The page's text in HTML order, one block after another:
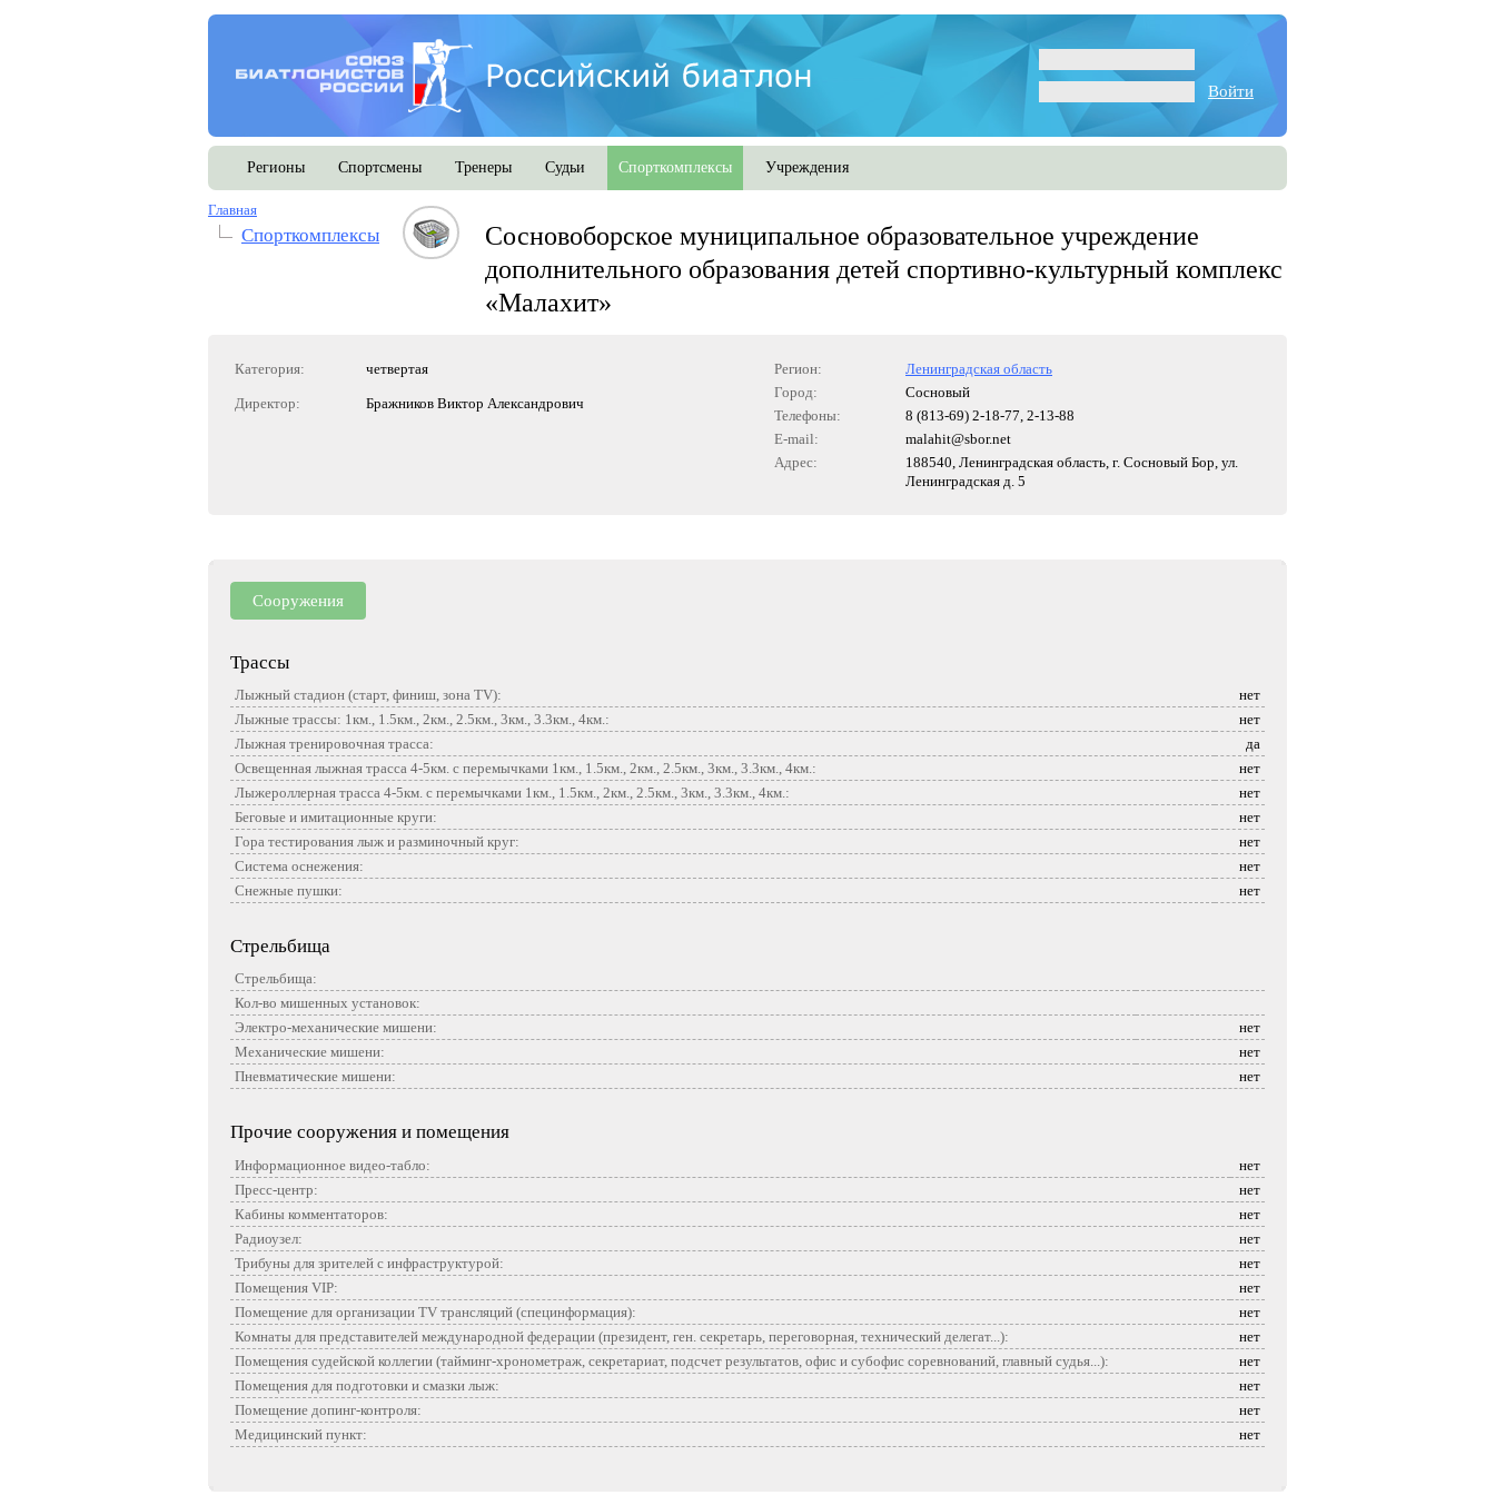
Войти
Регионы Спортсмены Тренеры Судьи Спорткомплексы Учреждения
Главная
Спорткомплексы
Сосновоборское муниципальное образовательное учреждение
дополнительного образования детей спортивно-культурный комплекс
«Малахит»
Категория: четвертая
Директор: Бражников Виктор Александрович
Регион:
Ленинградская область
Город:
Сосновый
Телефоны:
8 (813-69) 2-18-77, 2-13-88
E-mail:
malahit@sbor.net
Адрес:
188540, Ленинградская область, г. Сосновый Бор, ул.
Ленинградская д. 5
Сооружения
Трассы
Лыжный стадион (старт, финиш, зона TV):
нет
Лыжные трассы: 1км., 1.5км., 2км., 2.5км., 3км., 3.3км., 4км.:
нет
Лыжная тренировочная трасса:
да
Освещенная лыжная трасса 4-5км. с перемычками 1км., 1.5км., 2км., 2.5км., 3км., 3.3км., 4км.:
нет
Лыжероллерная трасса 4-5км. с перемычками 1км., 1.5км., 2км., 2.5км., 3км., 3.3км., 4км.:
нет
Беговые и имитационные круги:
нет
Гора тестирования лыж и разминочный круг:
нет
Система оснежения:
нет
Снежные пушки:
нет
Стрельбища
Стрельбища:
Кол-во мишенных установок:
Электро-механические мишени:
нет
Механические мишени:
нет
Пневматические мишени:
нет
Прочие сооружения и помещения
Информационное видео-табло:
нет
Пресс-центр:
нет
Кабины комментаторов:
нет
Радиоузел:
нет
Трибуны для зрителей с инфраструктурой:
нет
Помещения VIP:
нет
Помещение для организации TV трансляций (специнформация):
нет
Комнаты для представителей международной федерации (президент, ген. секретарь, переговорная, технический делегат...):
нет
Помещения судейской коллегии (тайминг-хронометраж, секретариат, подсчет результатов, офис и субофис соревнований, главный судья...):
нет
Помещения для подготовки и смазки лыж:
нет
Помещение допинг-контроля:
нет
Медицинский пункт:
нет